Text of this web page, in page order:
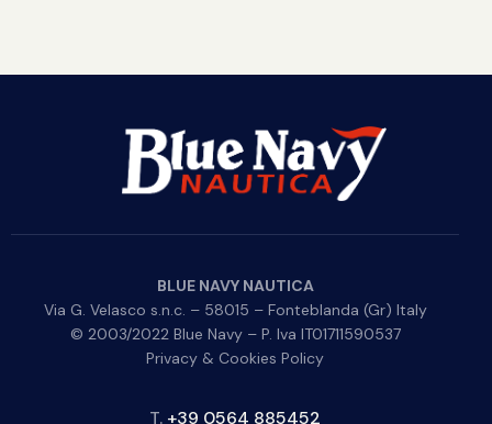
BLUE NAVY NAUTICA
Via G. Velasco s.n.c. – 58015 – Fonteblanda (Gr) Italy
© 2003/2022 Blue Navy – P. Iva IT01711590537
Privacy & Cookies Policy
T. +39 0564 885452